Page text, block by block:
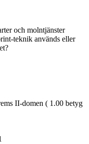
och molntjänster
teknik används eller
II-domen ( 1.00 betyg